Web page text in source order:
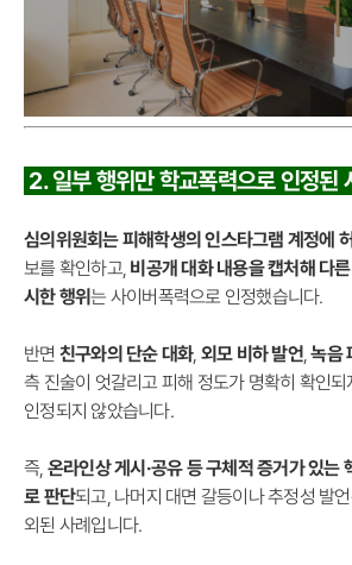
2. 일부 행위만 학교폭력으로 인정된
심의위원회는 피해학생의 인스타그램 계정에
보를 확인하고, 비공개 대화 내용을 캡처해 다
시한 행위는 사이버폭력으로 인정했습니다.
반면 친구와의 단순 대화, 외모 비하 발언,녹음
측 진술이 엇갈리고 피해 정도가 명확히 확인
인정되지 않았습니다.
즉, 온라인상 게시·공유 등 구체적 증거가 있는
로 판단되고, 나머지 대면 갈등이나 추정성 발
외된 사례입니다.